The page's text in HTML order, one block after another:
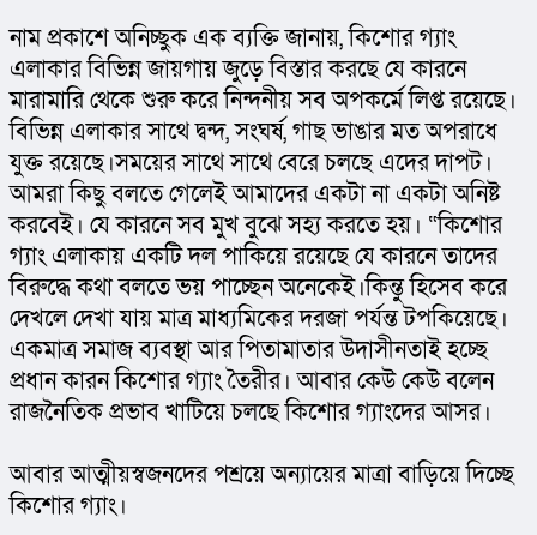
নাম প্রকাশে অনিচ্ছুক এক ব্যক্তি জানায়, কিশোর গ্যাং
এলাকার বিভিন্ন জায়গায় জুড়ে বিস্তার করছে যে কারনে
মারামারি থেকে শুরু করে নিন্দনীয় সব অপকর্মে লিপ্ত রয়েছে।
বিভিন্ন এলাকার সাথে দ্বন্দ, সংঘর্ষ, গাছ ভাঙার মত অপরাধে
যুক্ত রয়েছে।সময়ের সাথে সাথে বেরে চলছে এদের দাপট।
আমরা কিছু বলতে গেলেই আমাদের একটা না একটা অনিষ্ট
করবেই। যে কারনে সব মুখ বুঝে সহ্য করতে হয়। “কিশোর
গ্যাং এলাকায় একটি দল পাকিয়ে রয়েছে যে কারনে তাদের
বিরুদ্ধে কথা বলতে ভয় পাচ্ছেন অনেকেই।কিন্তু হিসেব করে
দেখলে দেখা যায় মাত্র মাধ্যমিকের দরজা পর্যন্ত টপকিয়েছে।
একমাত্র সমাজ ব্যবস্থা আর পিতামাতার উদাসীনতাই হচ্ছে
প্রধান কারন কিশোর গ্যাং তৈরীর। আবার কেউ কেউ বলেন
রাজনৈতিক প্রভাব খাটিয়ে চলছে কিশোর গ্যাংদের আসর।
আবার আত্মীয়স্বজনদের পশ্রয়ে অন্যায়ের মাত্রা বাড়িয়ে দিচ্ছে
কিশোর গ্যাং।